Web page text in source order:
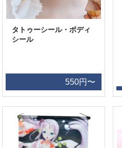
タトゥーシール・ボディ
シール
550円〜